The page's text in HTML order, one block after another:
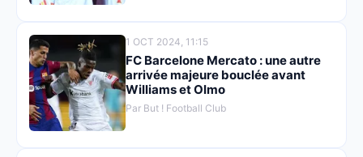
1 OCT 2024, 11:15
FC Barcelone Mercato : une autre
arrivée majeure bouclée avant
Williams et Olmo
Par But ! Football Club